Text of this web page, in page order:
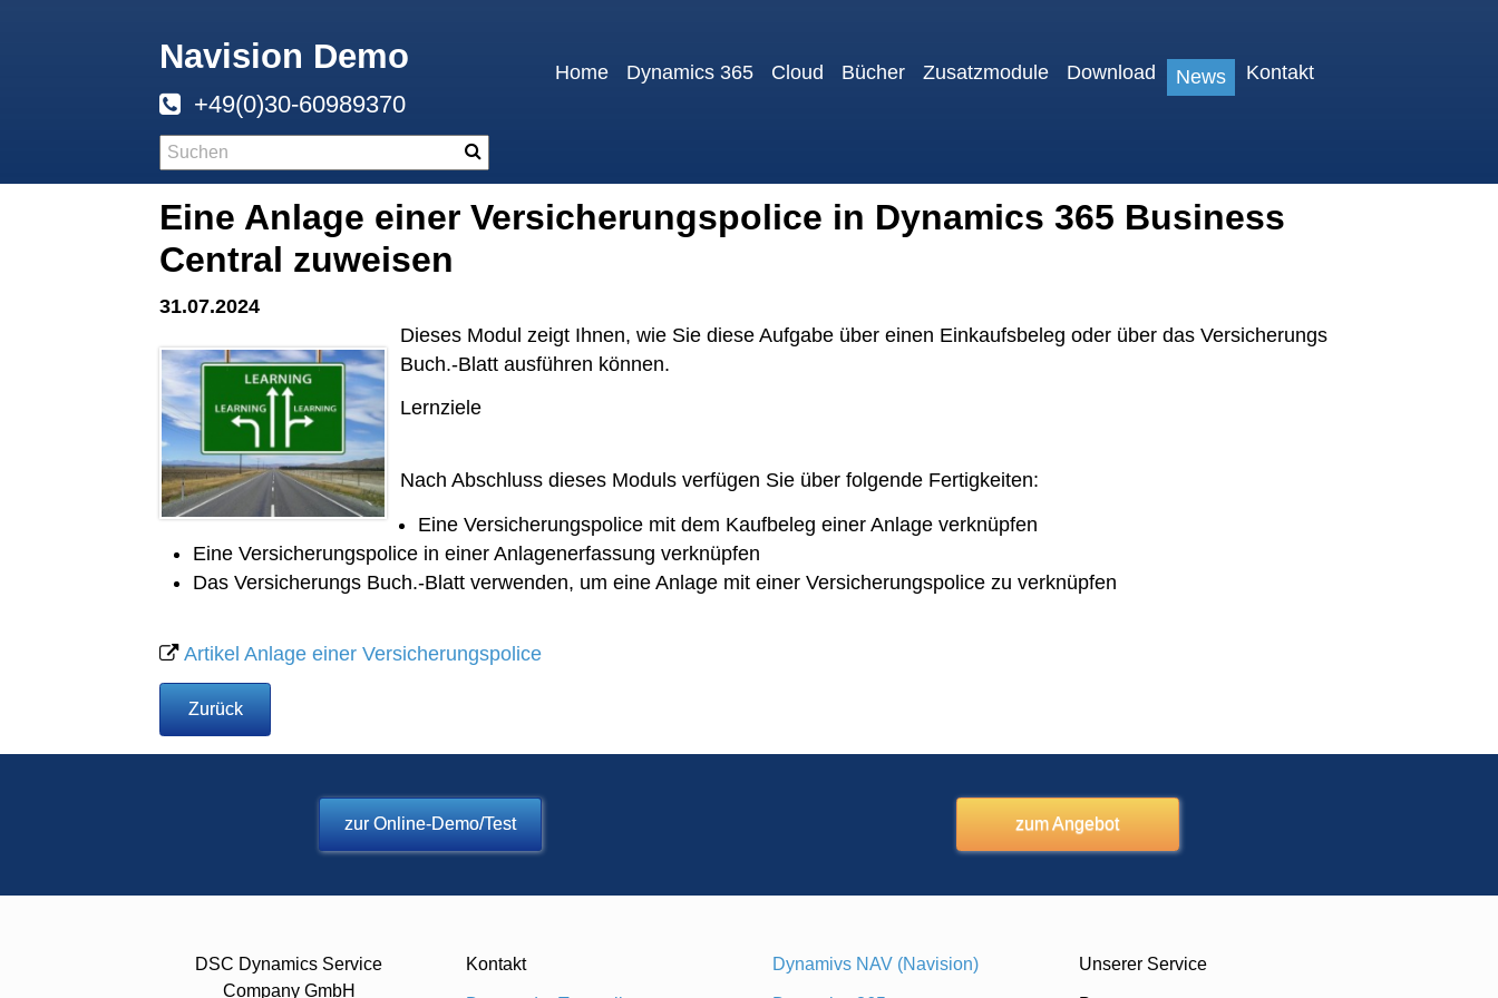
Navision Demo
+49(0)30-60989370
Home Dynamics 365 Cloud Bücher Zusatzmodule Download News Kontakt
Eine Anlage einer Versicherungspolice in Dynamics 365 Business
Central zuweisen
31.07.2024
Dieses Modul zeigt Ihnen, wie Sie diese Aufgabe über einen Einkaufsbeleg oder über das Versicherungs
Buch.-Blatt ausführen können.
Lernziele
Nach Abschluss dieses Moduls verfügen Sie über folgende Fertigkeiten:
Eine Versicherungspolice mit dem Kaufbeleg einer Anlage verknüpfen
Eine Versicherungspolice in einer Anlagenerfassung verknüpfen
Das Versicherungs Buch.-Blatt verwenden, um eine Anlage mit einer Versicherungspolice zu verknüpfen
Artikel Anlage einer Versicherungspolice
Zurück
zur Online-Demo/Test zum Angebot
DSC Dynamics Service
Company GmbH
Kontakt Dynamivs NAV (Navision) Unserer Service